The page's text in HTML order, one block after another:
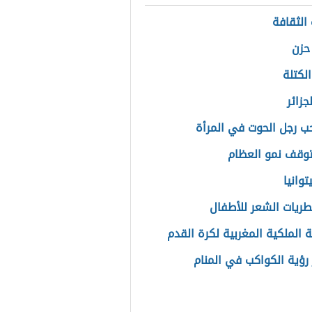
رجل الحوت في المرأة
نمو العظام
الشعر للأطفال
الملكية المغربية لكرة القدم
الكواكب في المنام